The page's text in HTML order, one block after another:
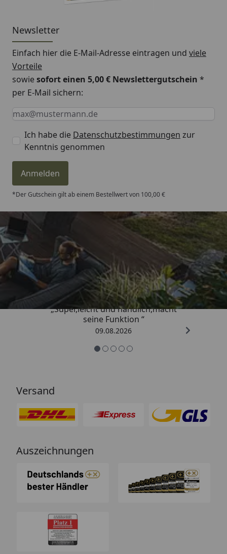
Newsletter
Einfach hier die E-Mail-Adresse eintragen und viele
Vorteile
sowiesofort einen 5,00 € Newslettergutschein *
per E-Mail sichern:
Keine Eingabe erforderlich
Eingabe erforderlich
E-Mail *
Ich habe die Datenschutzbestimmungen zur
Kenntnis genommen
Anmelden
*Der Gutschein gilt ab einem Bestellwert von 100,00 €
Trusted Shops
4,81/ 5
„Super,leicht und handlich,macht
seine Funktion “
09.08.2026
Versand
Auszeichnungen